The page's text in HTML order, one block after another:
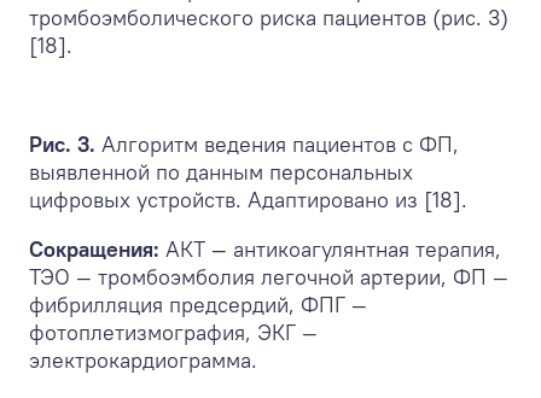
тромбоэмболического риска пациентов (рис. 3)
[18].
Рис. 3. Алгоритм ведения пациентов с ФП,
выявленной по данным персональных
цифровых устройств. Адаптировано из [18].
Сокращения: АКТ — антикоагулянтная терапия,
ТЭО — тромбоэмболия легочной артерии, ФП —
фибрилляция предсердий, ФПГ —
фотоплетизмография, ЭКГ —
электрокардиограмма.